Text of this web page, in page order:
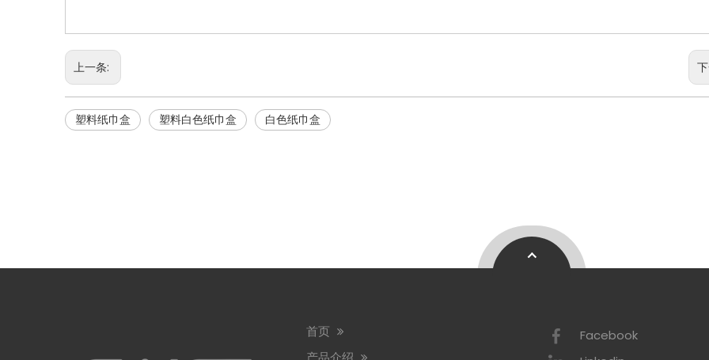
上一条:
塑料纸巾盒 塑料白色纸巾盒 白色纸巾盒
首页
Facebook